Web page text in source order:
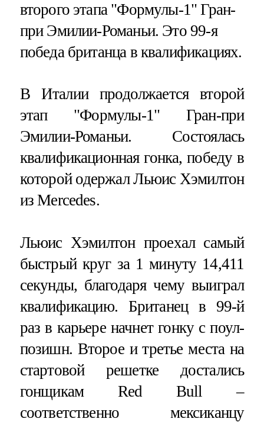
второго этапа "Формулы-1" Гран-
при Эмилии-Романьи. Это 99-я
победа британца в квалификациях.
В Италии продолжается второй
этап "Формулы-1" Гран-при
Эмилии-Романьи. Состоялась
квалификационная гонка, победу в
которой одержал Льюис Хэмилтон
из Mercedes.
Льюис Хэмилтон проехал самый
быстрый круг за 1 минуту 14,411
секунды, благодаря чему выиграл
квалификацию. Британец в 99-й
раз в карьере начнет гонку с поул-
позишн. Второе и третье места на
стартовой решетке достались
гонщикам Red Bull –
соответственно мексиканцу